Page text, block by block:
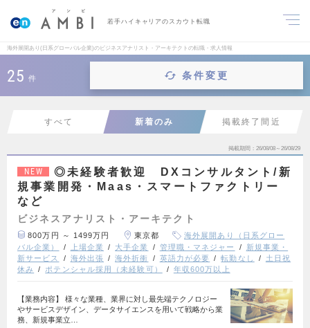
若手ハイキャリアのスカウト転職
海外展開あり(日系グローバル企業)のビジネスアナリスト・アーキテクトの転職・求人情報
25 件 条件変更
すべて 新着のみ 掲載終了間近
掲載期間 26/08/08～26/08/29
NEW
◎未経験者歓迎 DXコンサルタント/新
規事業開発・Maas・スマートファクトリー
など
ビジネスアナリスト・アーキテクト
800万円 ～ 1499万円 東京都
海外展開あり（日系グロー
バル企業）
上場企業 大手企業 管理職・マネジャー
新規事業・
新サービス
海外出張 海外折衝 英語力が必要 転勤なし
土日祝
休み
ポテンシャル採用（未経験可） 年収600万以上
【業務内容】 様々な業種、業界に対し最先端テクノロジー
やサービスデザイン、データサイエンスを用いて戦略から業
務、新規事業立…